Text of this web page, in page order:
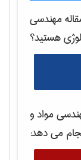
مهندسی
هستید؟
مواد و
می دهد: